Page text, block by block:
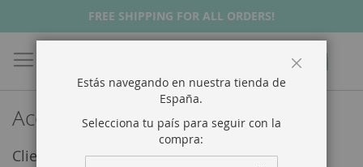
FREE SHIPPING FOR ALL ORDERS!
Buscar
Acceso a Clientes
Clientes Registrados
Estás navegando en nuestra tienda de
España.
Selecciona tu país para seguir con la
compra: